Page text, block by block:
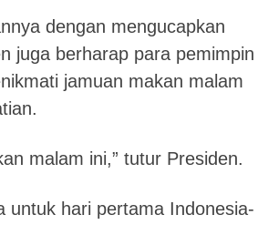
dengan mengucapkan
juga berharap para pemimpin
jamuan makan malam
malam ini,” tutur Presiden.
untuk hari pertama Indonesia-